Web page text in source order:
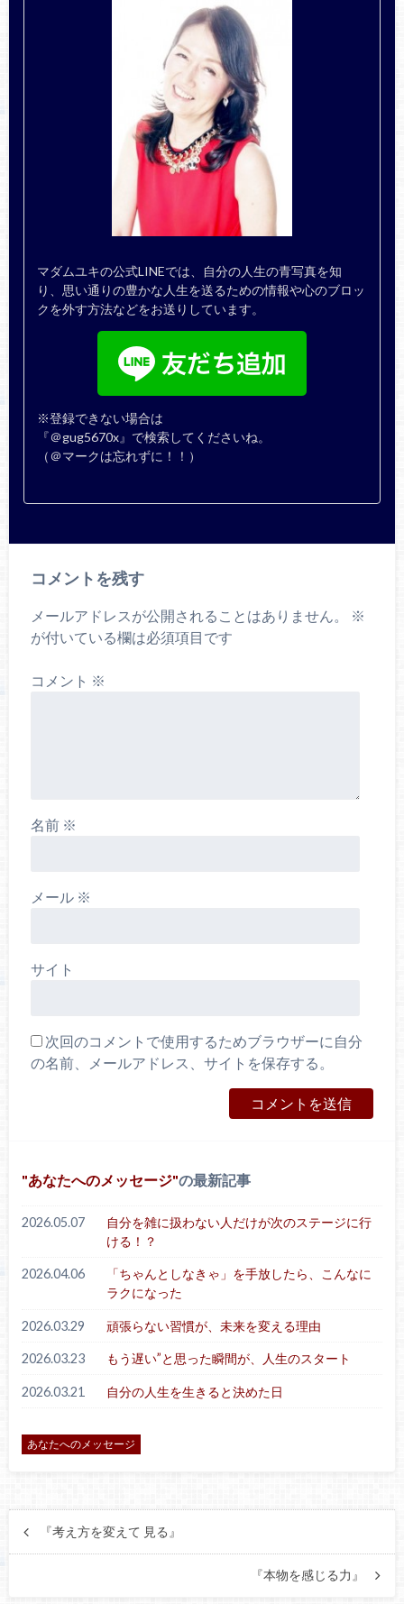
マダムユキの公式LINEでは、自分の人生の青写真を知
り、思い通りの豊かな人生を送るための情報や心のブロッ
クを外す方法などをお送りしています。
※登録できない場合は
『＠gug5670x』で検索してくださいね。
（＠マークは忘れずに！！）
コメントを残す
メールアドレスが公開されることはありません。
※
が付いている欄は必須項目です
コメント ※
名前 ※
メール ※
サイト
次回のコメントで使用するためブラウザーに自分
の名前、メールアドレス、サイトを保存する。
あなたへのメッセージ の最新記事
2026.05.07
自分を雑に扱わない人だけが次のステージに行
ける！？
2026.04.06
「ちゃんとしなきゃ」を手放したら、こんなに
ラクになった
2026.03.29 頑張らない習慣が、未来を変える理由
2026.03.23 もう遅い”と思った瞬間が、人生のスタート
2026.03.21 自分の人生を生きると決めた日
あなたへのメッセージ
『考え方を変えて 見る』
『本物を感じる力』